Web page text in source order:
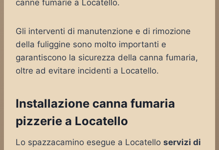
canne fumarie a Locatello.
Gli interventi di manutenzione e di rimozione
della fuliggine sono molto importanti e
garantiscono la sicurezza della canna fumaria,
oltre ad evitare incidenti a Locatello.
Installazione canna fumaria
pizzerie a Locatello
Lo spazzacamino esegue a Locatello servizi di